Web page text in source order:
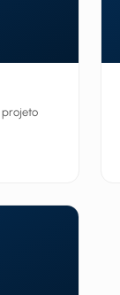
projeto